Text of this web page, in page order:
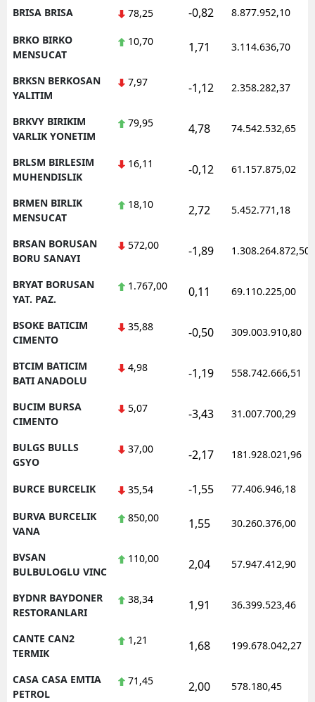
BRISA BRISA 78,25 -0,82 8.877.952,10
BRKO BIRKO
MENSUCAT
10,70 1,71 3.114.636,70
BRKSN BERKOSAN
YALITIM
7,97 -1,12 2.358.282,37
BRKVY BIRIKIM
VARLIK YONETIM
79,95 4,78 74.542.532,65
BRLSM BIRLESIM
MUHENDISLIK
16,11 -0,12 61.157.875,02
BRMEN BIRLIK
MENSUCAT
18,10 2,72 5.452.771,18
BRSAN BORUSAN
BORU SANAYI
572,00 -1,89 1.308.264.872,50
BRYAT BORUSAN
YAT. PAZ.
1.767,00 0,11 69.110.225,00
BSOKE BATICIM
CIMENTO
35,88 -0,50 309.003.910,80
BTCIM BATICIM
BATI ANADOLU
4,98 -1,19 558.742.666,51
BUCIM BURSA
CIMENTO
5,07 -3,43 31.007.700,29
BULGS BULLS
GSYO
37,00 -2,17 181.928.021,96
BURCE BURCELIK 35,54 -1,55 77.406.946,18
BURVA BURCELIK
VANA
850,00 1,55 30.260.376,00
BVSAN
BULBULOGLU VINC
110,00 2,04 57.947.412,90
BYDNR BAYDONER
RESTORANLARI
38,34 1,91 36.399.523,46
CANTE CAN2
TERMIK
1,21 1,68 199.678.042,27
CASA CASA EMTIA
PETROL
71,45 2,00 578.180,45